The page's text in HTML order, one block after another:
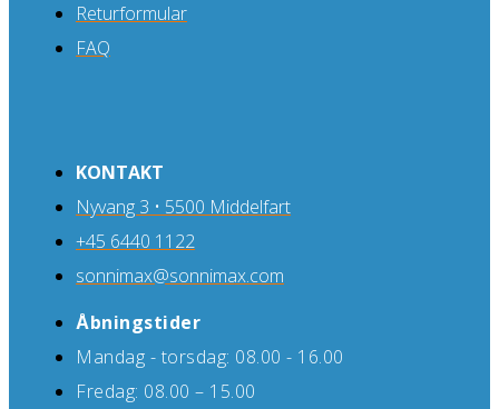
Returformular
FAQ
KONTAKT
Nyvang 3 • 5500 Middelfart
+45 6440 1122
sonnimax@sonnimax.com
Åbningstider
Mandag - torsdag: 08.00 - 16.00
Fredag: 08.00 – 15.00